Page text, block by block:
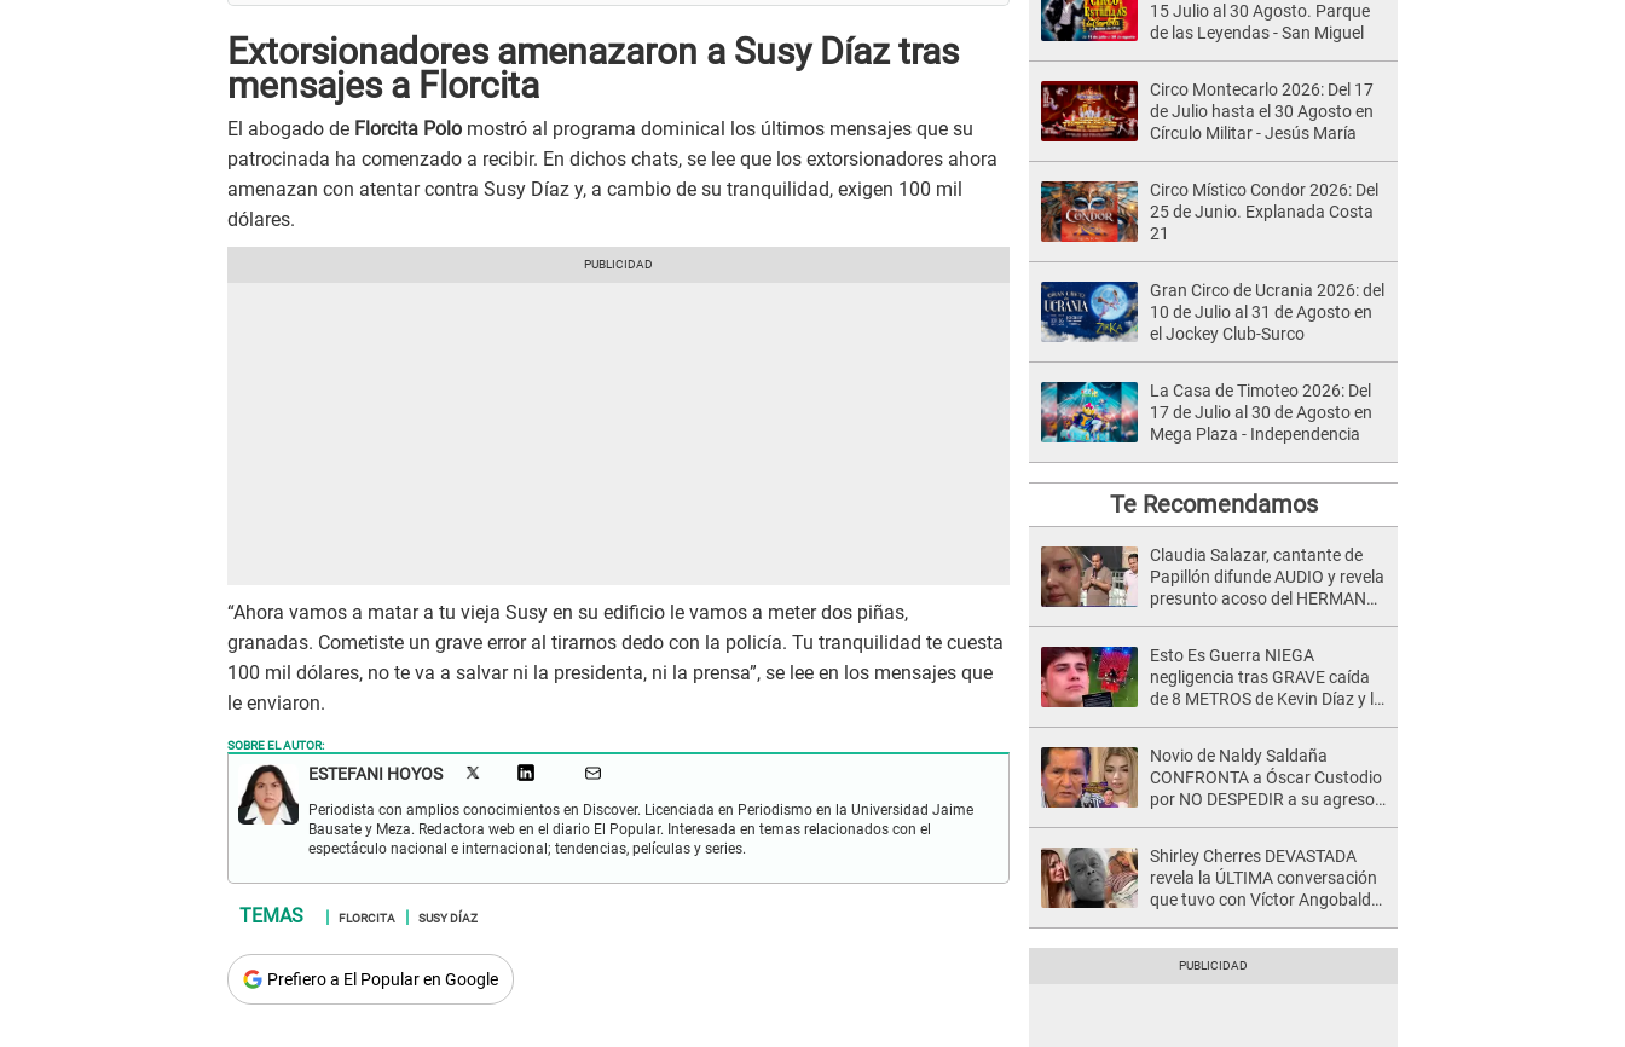
Extorsionadores amenazaron a Susy Díaz tras
mensajes a Florcita
El abogado de Florcita Polo mostró al programa dominical los últimos mensajes que su
patrocinada ha comenzado a recibir. En dichos chats, se lee que los extorsionadores ahora
amenazan con atentar contra Susy Díaz y, a cambio de su tranquilidad, exigen 100 mil
dólares.
“Ahora vamos a matar a tu vieja Susy en su edificio le vamos a meter dos piñas,
granadas. Cometiste un grave error al tirarnos dedo con la policía. Tu tranquilidad te cuesta
100 mil dólares, no te va a salvar ni la presidenta, ni la prensa”, se lee en los mensajes que
le enviaron.
SOBRE EL AUTOR:
ESTEFANI HOYOS
Periodista con amplios conocimientos en Discover. Licenciada en Periodismo en la Universidad Jaime
Bausate y Meza. Redactora web en el diario El Popular. Interesada en temas relacionados con el
espectáculo nacional e internacional; tendencias, películas y series.
FLORCITA SUSY DÍAZ
Prefiero a El Popular en Google
15 Julio al 30 Agosto. Parque
de las Leyendas - San Miguel
Circo Montecarlo 2026: Del 17
de Julio hasta el 30 Agosto en
Círculo Militar - Jesús María
Circo Místico Condor 2026: Del
25 de Junio. Explanada Costa
21
Gran Circo de Ucrania 2026: del
10 de Julio al 31 de Agosto en
el Jockey Club-Surco
La Casa de Timoteo 2026: Del
17 de Julio al 30 de Agosto en
Mega Plaza - Independencia
Te Recomendamos
Claudia Salazar, cantante de
Papillón difunde AUDIO y revela
presunto acoso del HERMANO
shock"
Esto Es Guerra NIEGA
negligencia tras GRAVE caída
de 8 METROS de Kevin Díaz y lo
Novio de Naldy Saldaña
CONFRONTA a Óscar Custodio
por NO DESPEDIR a su agresor
Shirley Cherres DEVASTADA
revela la ÚLTIMA conversación
que tuvo con Víctor Angobaldo